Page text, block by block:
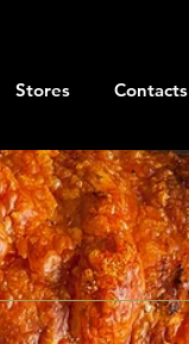
Stores Contacts